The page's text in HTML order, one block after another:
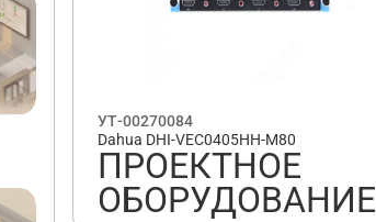
УТ-00270084
Dahua DHI-VEC0405HH-M80
ПРОЕКТНОЕ
ОБОРУДОВАНИЕ